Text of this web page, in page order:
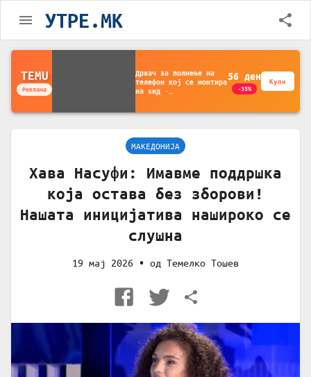
УТРЕ.MK
TEMU
Реклама
Држач за полнење на
телефон кој се монтира
на ѕид -
за чување на покрај
56 ден
-35%
Купи
МАКЕДОНИЈА
Хава Насуфи: Имавме поддршка
која остава без зборови!
Нашата иницијатива нашироко се
слушна
19 мај 2026 • од Темелко Тошев